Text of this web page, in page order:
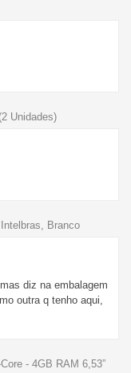
Unidades)
Branco
diz na embalagem
outra q tenho aqui,
- 4GB RAM 6,53”